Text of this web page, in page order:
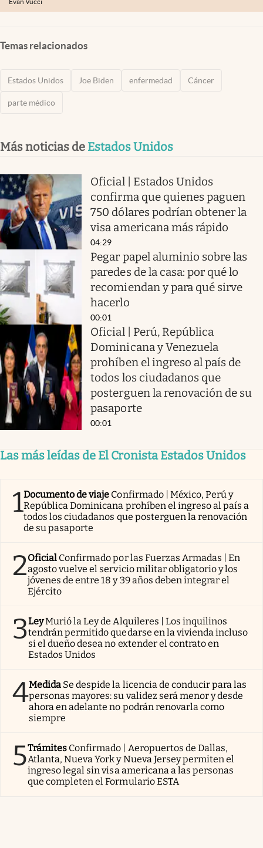
Evan Vucci
Temas relacionados
Estados Unidos Joe Biden enfermedad Cáncer
parte médico
Más noticias de Estados Unidos
Oficial | Estados Unidos
confirma que quienes paguen
750 dólares podrían obtener la
visa americana más rápido
04:29
Pegar papel aluminio sobre las
paredes de la casa: por qué lo
recomiendan y para qué sirve
hacerlo
00:01
Oficial | Perú, República
Dominicana y Venezuela
prohíben el ingreso al país de
todos los ciudadanos que
posterguen la renovación de su
pasaporte
00:01
Las más leídas de El Cronista Estados Unidos
1Documento de viaje Confirmado | México, Perú y
República Dominicana prohíben el ingreso al país a
todos los ciudadanos que posterguen la renovación
de su pasaporte
2Oficial Confirmado por las Fuerzas Armadas | En
agosto vuelve el servicio militar obligatorio y los
jóvenes de entre 18 y 39 años deben integrar el
Ejército
3LeyMurió la Ley de Alquileres | Los inquilinos
tendrán permitido quedarse en la vivienda incluso
si el dueño desea no extender el contrato en
Estados Unidos
4Medida Se despide la licencia de conducir para las
personas mayores: su validez será menor y desde
ahora en adelante no podrán renovarla como
siempre
5Trámites Confirmado | Aeropuertos de Dallas,
Atlanta, Nueva York y Nueva Jersey permiten el
ingreso legal sin visa americana a las personas
que completen el Formulario ESTA